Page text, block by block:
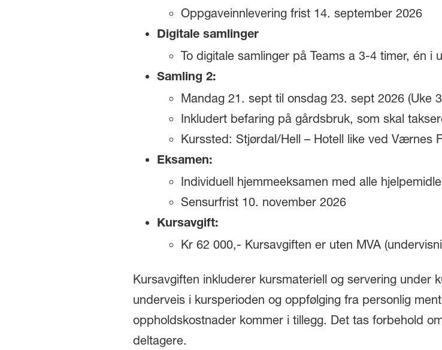
Oppgaveinnlevering frist 14. september 2026
Digitale samlinger
To digitale samlinger på Teams a 3-4 timer, én i
Samling 2:
Mandag 21. sept til onsdag 23. sept 2026 (Uke
Inkludert befaring på gårdsbruk, som skal
Kurssted: Stjørdal/Hell – Hotell like ved Værnes
Eksamen:
Individuell hjemmeeksamen med alle
Sensurfrist 10. november 2026
Kursavgift:
Kr 62 000,- Kursavgiften er uten MVA
Kursavgiften inkluderer kursmateriell og servering under
underveis i kursperioden og oppfølging fra personlig
oppholdskostnader kommer i tillegg. Det tas forbehold
deltagere.